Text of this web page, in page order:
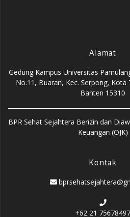
Alamat
Gedung Kampus Universitas
No.11, Buaran, Kec. Serpong, Kota
Banten 15310
BPR Sehat Sejahtera Berizin dan
Keuangan (OJK)
Kontak
+62 21 75678497